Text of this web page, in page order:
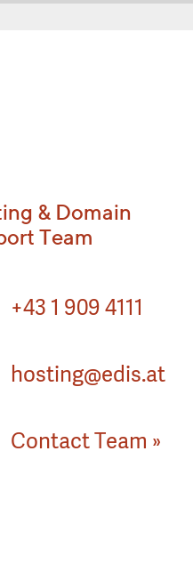
& Domain
Team
+43 1 909 4111
hosting@edis.at
Contact Team »